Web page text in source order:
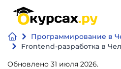
Программирование в
Frontend-разработка в
Обновлено 31 июля 2026.
Нейросеть
и ИИ